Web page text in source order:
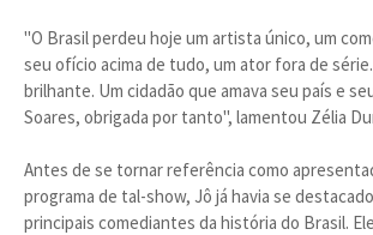
"O Brasil perdeu hoje um artista único, um
seu ofício acima de tudo, um ator fora de
brilhante. Um cidadão que amava seu país e
Soares, obrigada por tanto", lamentou Zélia
Antes de se tornar referência como
programa de tal-show, Jô já havia se
principais comediantes da história do Brasil.